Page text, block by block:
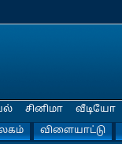
விளையாட்டு
சினிமா வீடியோ